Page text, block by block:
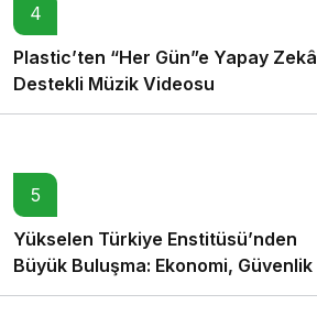
4
Plastic’ten “Her Gün”e Yapay Zekâ
Destekli Müzik Videosu
5
Yükselen Türkiye Enstitüsü’nden
Büyük Buluşma: Ekonomi, Güvenlik
Politikaları ve Hukuk Konferansı